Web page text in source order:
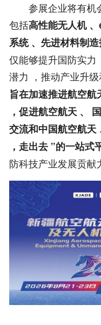
参展企业将有机
包括高性能无人机
系统 、先进材料制
仅能够提升国防实力
潜力 ，推动产业升级
旨在加速推进航空
，促进航空航天 、
交流和中国航空航天
，走出去 ”的一站式
防科技产业发展贡献